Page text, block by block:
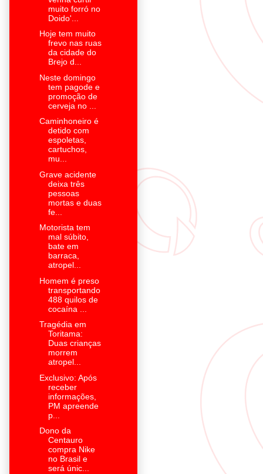
muito forró no
Doido'...
Hoje tem muito
frevo nas ruas
da cidade do
Brejo d...
Neste domingo
tem pagode e
promoção de
cerveja no ...
Caminhoneiro é
detido com
espoletas,
cartuchos,
mu...
Grave acidente
deixa três
pessoas
mortas e duas
fe...
Motorista tem
mal súbito,
bate em
barraca,
atropel...
Homem é preso
transportando
488 quilos de
cocaína ...
Tragédia em
Toritama:
Duas crianças
morrem
atropel...
Exclusivo: Após
receber
informações,
PM apreende
p...
Dono da
Centauro
compra Nike
no Brasil e
será únic...